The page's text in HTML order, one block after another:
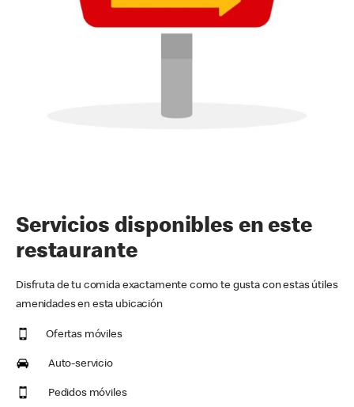
Servicios disponibles en este
restaurante
Disfruta de tu comida exactamente como te gusta con estas útiles
amenidades en esta ubicación
Ofertas móviles
Auto-servicio
Pedidos móviles